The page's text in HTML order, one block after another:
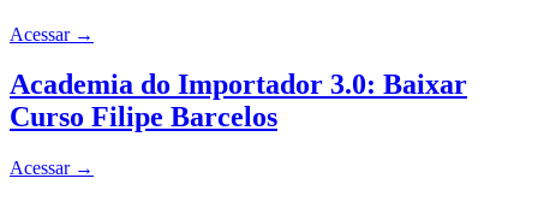
Acessar →
Academia do Importador 3.0: Baixar
Curso Filipe Barcelos
Acessar →